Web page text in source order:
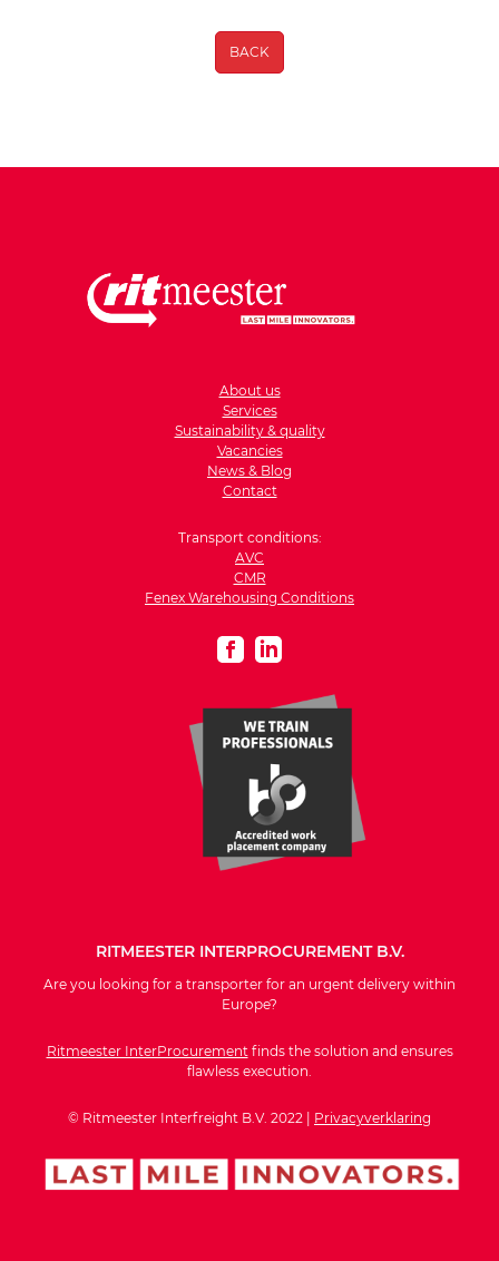
BACK
About us
Services
Sustainability & quality
Vacancies
News & Blog
Contact
Transport conditions:
AVC
CMR
Fenex Warehousing Conditions
RITMEESTER INTERPROCUREMENT B.V.
Are you looking for a transporter for an urgent delivery within
Europe?
Ritmeester InterProcurement finds the solution and ensures
flawless execution.
© Ritmeester Interfreight B.V. 2022 | Privacyverklaring